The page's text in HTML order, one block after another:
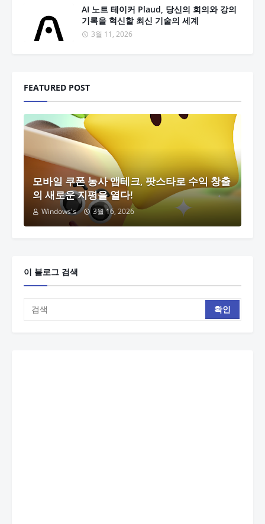
AI 노트 테이커 Plaud, 당신의 회의와 강의
기록을 혁신할 최신 기술의 세계
3월 11, 2026
FEATURED POST
모바일 쿠폰 농사 앱테크, 팟스타로 수익 창출
의 새로운 지평을 열다!
Windows's 3월 16, 2026
이 블로그 검색